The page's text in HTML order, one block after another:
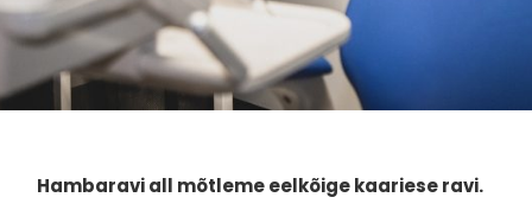
Hambaravi all mõtleme eelkõige kaariese ravi.